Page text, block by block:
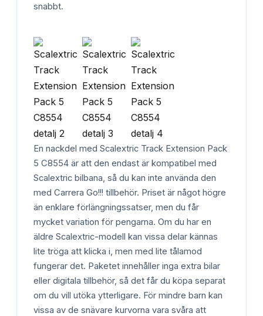
snabbt.
En nackdel med Scalextric Track Extension Pack
5 C8554 är att den endast är kompatibel med
Scalextric bilbana, så du kan inte använda den
med Carrera Go!!! tillbehör. Priset är något högre
än enklare förlängningssatser, men du får
mycket variation för pengarna. Om du har en
äldre Scalextric-modell kan vissa delar kännas
lite tröga att klicka i, men med lite tålamod
fungerar det. Paketet innehåller inga extra bilar
eller digitala tillbehör, så det får du köpa separat
om du vill utöka ytterligare. För mindre barn kan
vissa av de snävare kurvorna vara svåra att